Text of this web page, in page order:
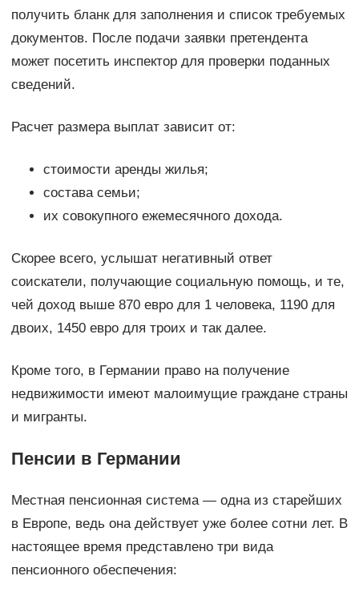
получить бланк для заполнения и список требуемых
документов. После подачи заявки претендента
может посетить инспектор для проверки поданных
сведений.
Расчет размера выплат зависит от:
стоимости аренды жилья;
состава семьи;
их совокупного ежемесячного дохода.
Скорее всего, услышат негативный ответ
соискатели, получающие социальную помощь, и те,
чей доход выше 870 евро для 1 человека, 1190 для
двоих, 1450 евро для троих и так далее.
Кроме того, в Германии право на получение
недвижимости имеют малоимущие граждане страны
и мигранты.
Пенсии в Германии
Местная пенсионная система — одна из старейших
в Европе, ведь она действует уже более сотни лет. В
настоящее время представлено три вида
пенсионного обеспечения: